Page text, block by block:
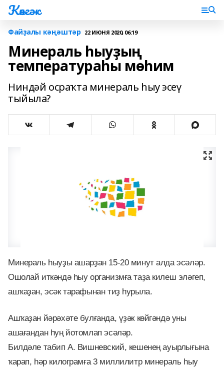
Көнгәк
Файҙалы кәңәштәр 22 ИЮНЯ 2020, 06:19
Минераль һыуҙың
температураһы мөһим
Ниндәй осраҡта минераль һыу эсеү
тыйыла?
Минераль һыуҙы ашарҙан 15-20 минут алда эсәләр.
Ошолай иткәндә һыу организмға таҙа килеш эләгеп,
ашҡаҙан, эсәк тарафынан тиҙ һурыла.
Ашҡаҙан йәрәхәте булғанда, үҙәк көйгәндә уны
ашағандан һуң йотомлап эсәләр.
Билдәле табип А. Вишневский, кешенең ауырлығына
ҡарап, һәр килограмға 3 миллилитр минераль һыу